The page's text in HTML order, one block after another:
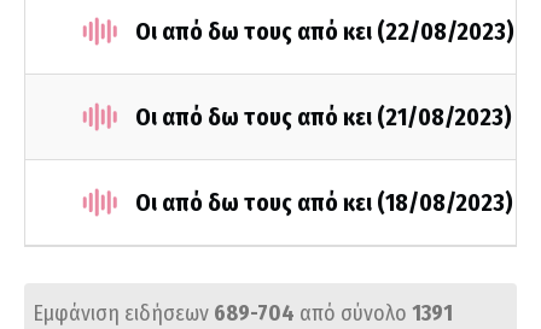
Οι από δω τους από κει (22/08/2023)
Οι από δω τους από κει (21/08/2023)
Οι από δω τους από κει (18/08/2023)
Εμφάνιση ειδήσεων 689-704 από σύνολο 1391